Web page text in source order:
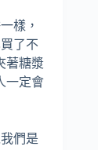
樣，
了不
著糖漿
一定會
們是